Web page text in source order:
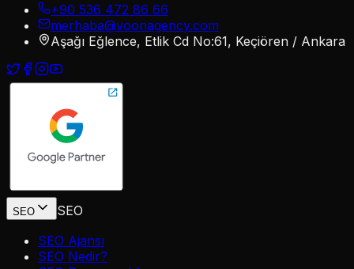
+90 536 472 86 66
merhaba@voonagency.com
Aşağı Eğlence, Etlik Cd No:61, Keçiören / Ankara
SEO
SEO
SEO Ajansı
SEO Nedir?